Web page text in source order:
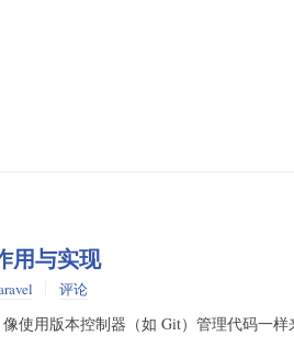
用与实现
评论
使用版本控制器（如 Git）管理代码一